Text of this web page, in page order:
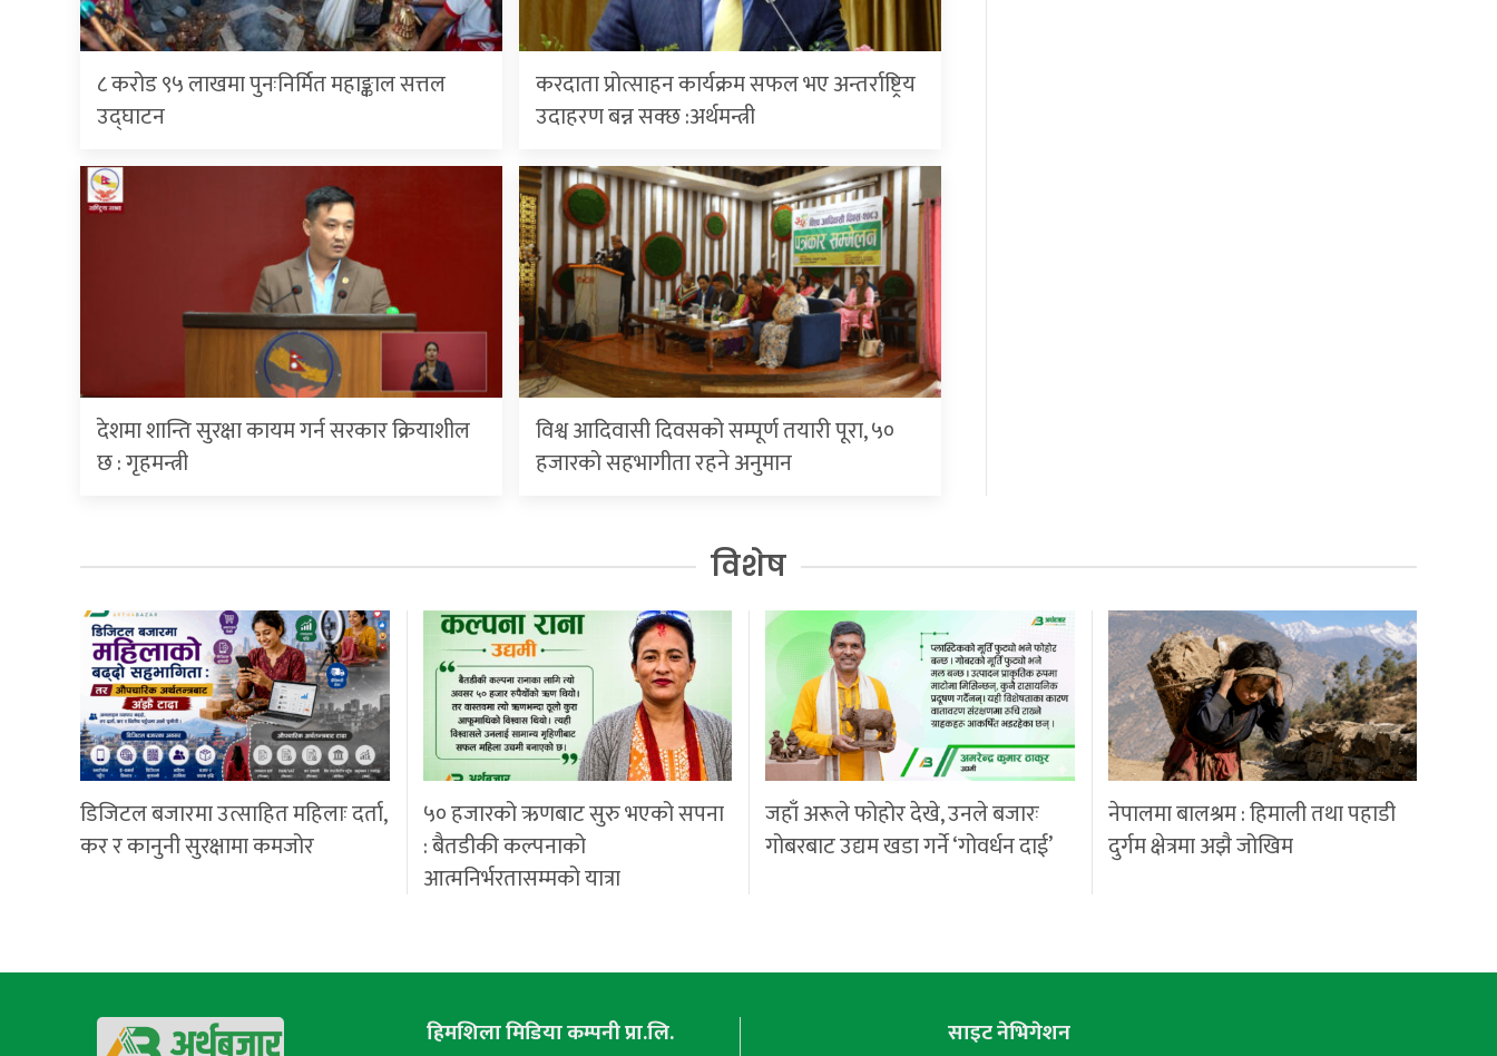
८ करोड ९५ लाखमा पुनःनिर्मित महाङ्काल सत्तल
उद्घाटन
करदाता प्रोत्साहन कार्यक्रम सफल भए अन्तर्राष्ट्रिय
उदाहरण बन्न सक्छ :अर्थमन्त्री
देशमा शान्ति सुरक्षा कायम गर्न सरकार क्रियाशील
छ : गृहमन्त्री
विश्व आदिवासी दिवसको सम्पूर्ण तयारी पूरा, ५०
हजारको सहभागीता रहने अनुमान
विशेष
डिजिटल बजारमा उत्साहित महिलाः दर्ता,
कर र कानुनी सुरक्षामा कमजोर
५० हजारको ऋणबाट सुरु भएको सपना
: बैतडीकी कल्पनाको
आत्मनिर्भरतासम्मको यात्रा
जहाँ अरूले फोहोर देखे, उनले बजारः
गोबरबाट उद्यम खडा गर्ने ‘गोवर्धन दाई’
नेपालमा बालश्रम : हिमाली तथा पहाडी
दुर्गम क्षेत्रमा अझै जोखिम
हिमशिला मिडिया कम्पनी प्रा.लि. साइट नेभिगेशन